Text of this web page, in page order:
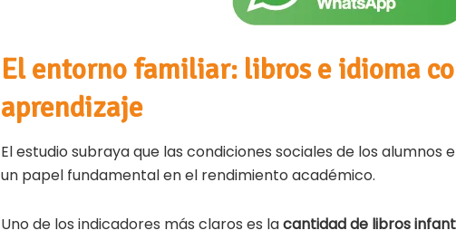
El entorno familiar: libros e idioma
aprendizaje
El estudio subraya que las condiciones sociales de los alumnos
un papel fundamental en el rendimiento académico.
Uno de los indicadores más claros es lacantidad de libros